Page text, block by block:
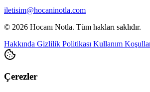
iletisim@hocaninotla.com
© 2026 Hocanı Notla. Tüm hakları saklıdır.
Hakkında Gizlilik Politikası Kullanım
Çerezler